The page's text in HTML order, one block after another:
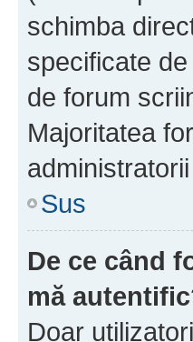
schimba
specificate
de forum
Majoritatea
Sus
De ce când
mă
Doar